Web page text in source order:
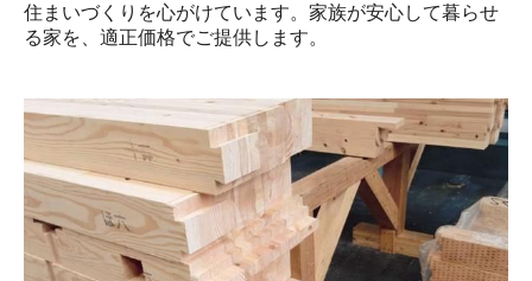
住まいづくりを心がけています。家族が安心して暮らせ
る家を、適正価格でご提供します。